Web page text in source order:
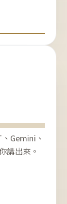
Gemini、
講出來。